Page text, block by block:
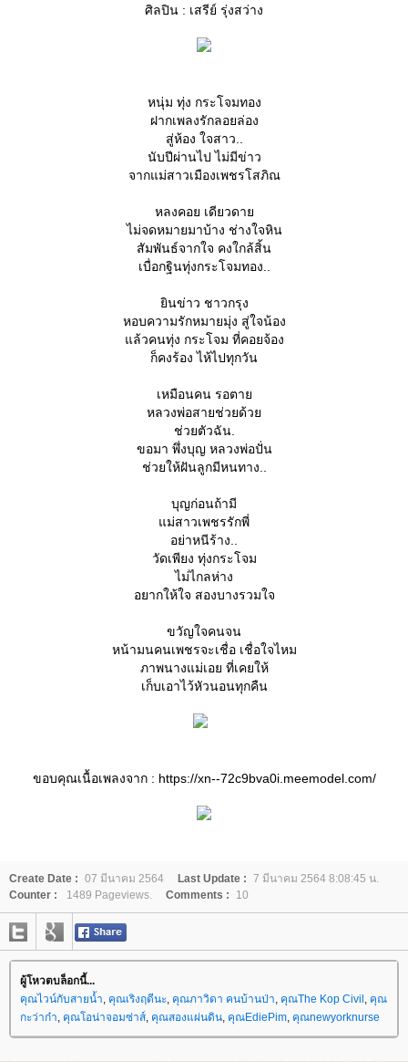
ศิลปิน : เสรีย์ รุ่งสว่าง
หนุ่ม ทุ่ง กระโจมทอง
ฝากเพลงรักลอยล่อง
สู่ห้อง ใจสาว..
นับปีผ่านไป ไม่มีข่าว
จากแม่สาวเมืองเพชรโสภิณ
หลงคอย เดียวดา
ไม่จดหมายมาบ้าง ช่างใจหิน
สัมพันธ์จากใจ คงใกล้สิ้น
เบื่อกฐินทุ่งกระโจมทอง..
ินข่าว ชาวกรุง
หอบความรักหมายมุ่ง สู่ใจน้อง
ล้วคนทุ่ง กระโจม ที่คอยจ้อง
ก็คงร้อง ไห้ไปทุกวัน
เหมือนคน รอตา
หลวงพ่อสายช่วยด้ว
ช่วยตัวฉัน.
ขอมา พึ่งบุญ หลวงพ่อปั่น
ช่วยให้ฝันลูกมีหนทาง..
บุญก่อนถ้ามี
ม่สาวเพชรรักพี่
อย่าหนีร้าง..
วัดเพียง ทุ่งกระโจม
ไม่ไกลห่าง
อยากให้ใจ สองบางรวมใจ
ขวัญใจคนจน
หน้ามนคนเพชรจะเชื่อ เชื่อใจไหม
ภาพนางแม่เอย ที่เคยให้
เก็บเอาไว้หัวนอนทุกคืน
ขอบคุณเนื้อเพลงจาก : https://xn--72c9bva0i.meemodel.com/
Create Date : 07 มีนาคม 2564 Last Update : 7 มีนาคม 2564 8:08:45 น.
Counter :
1489 Pageviews. Comments : 10
ผู้โหวตบล็อกนี้...
คุณไวน์กับสายน้ำ, คุณเริงฤดีนะ, คุณภาวิดา คนบ้านป่า, คุณThe Kop Civil , คุณ
กะว่าก๋า, คุณโอน่าจอมซ่าส์, คุณสองแผ่นดิน, คุณEdiePim, คุณnewyorknurse